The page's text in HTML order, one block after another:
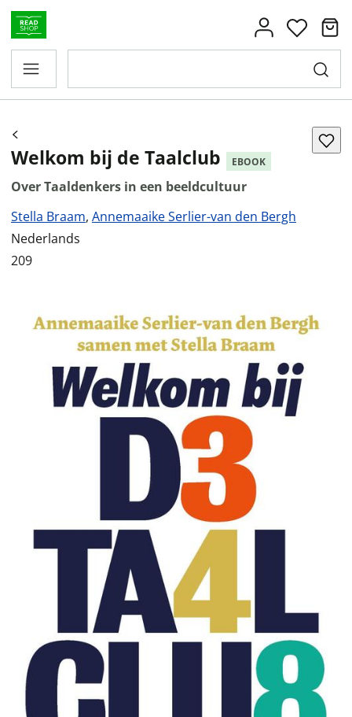
Welkom bij de Taalclub EBOOK
Over Taaldenkers in een beeldcultuur
Stella Braam, Annemaaike Serlier-van den Bergh
Nederlands
209